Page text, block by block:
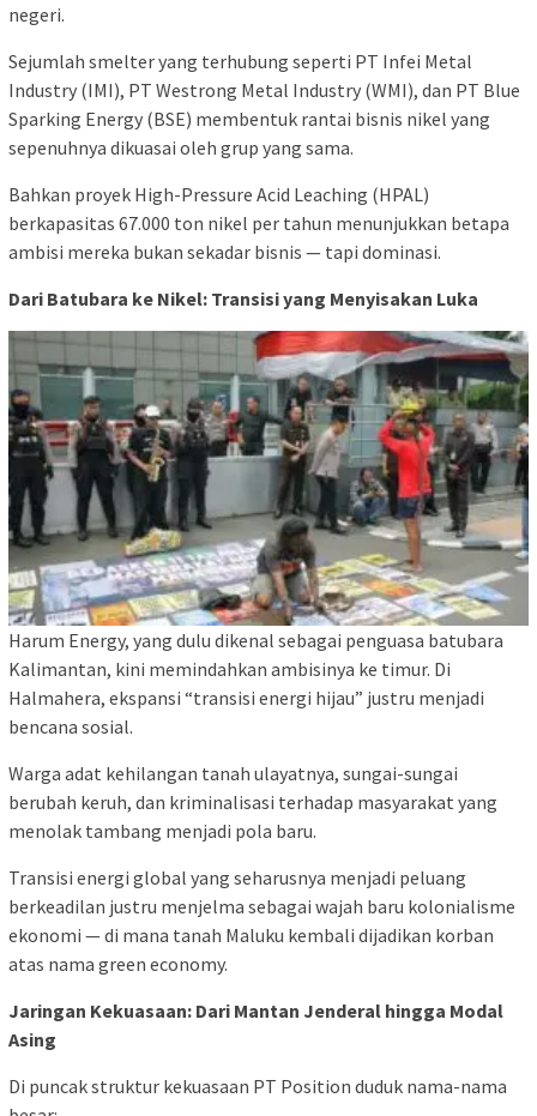
negeri.
Sejumlah smelter yang terhubung seperti PT Infei Metal
Industry (IMI), PT Westrong Metal Industry (WMI), dan PT Blue
Sparking Energy (BSE) membentuk rantai bisnis nikel yang
sepenuhnya dikuasai oleh grup yang sama.
Bahkan proyek High-Pressure Acid Leaching (HPAL)
berkapasitas 67.000 ton nikel per tahun menunjukkan betapa
ambisi mereka bukan sekadar bisnis — tapi dominasi.
Dari Batubara ke Nikel: Transisi yang Menyisakan Luka
Harum Energy, yang dulu dikenal sebagai penguasa batubara
Kalimantan, kini memindahkan ambisinya ke timur. Di
Halmahera, ekspansi “transisi energi hijau” justru menjadi
bencana sosial.
Warga adat kehilangan tanah ulayatnya, sungai-sungai
berubah keruh, dan kriminalisasi terhadap masyarakat yang
menolak tambang menjadi pola baru.
Transisi energi global yang seharusnya menjadi peluang
berkeadilan justru menjelma sebagai wajah baru kolonialisme
ekonomi — di mana tanah Maluku kembali dijadikan korban
atas nama green economy.
Jaringan Kekuasaan: Dari Mantan Jenderal hingga Modal
Asing
Di puncak struktur kekuasaan PT Position duduk nama-nama